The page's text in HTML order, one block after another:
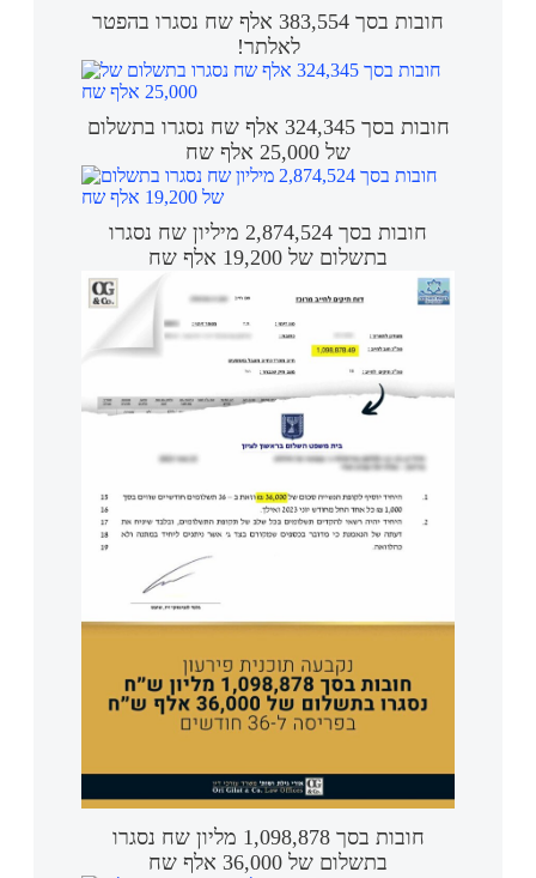
חובות בסך 383,554 אלף שח נסגרו בהפטר
לאלתר!
חובות בסך 324,345 אלף שח נסגרו בתשלום
של 25,000 אלף שח
חובות בסך 2,874,524 מיליון שח נסגרו
בתשלום של 19,200 אלף שח
חובות בסך 1,098,878 מליון שח נסגרו
בתשלום של 36,000 אלף שח